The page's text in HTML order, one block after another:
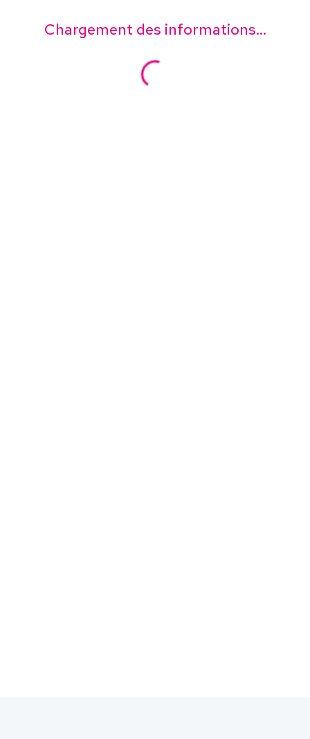
Chargement des informations...